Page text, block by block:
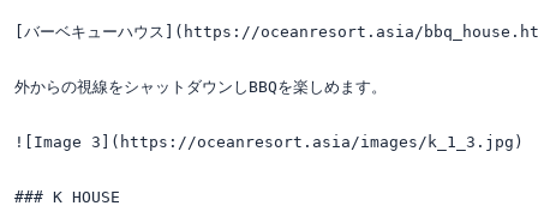
[バーベキューハウス](https://oceanresort.asia/
外からの視線をシャットダウンしBBQを楽しめます。
![Image 3](https://oceanresort.asia/images/k_1_3.jpg)
### K HOUSE